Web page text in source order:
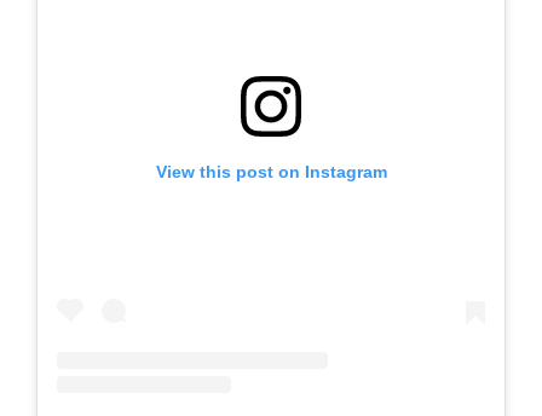
View this post on Instagram